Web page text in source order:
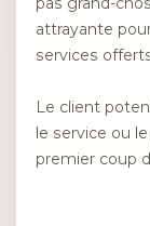
attrayante
services
Le client
le service ou
premier coup